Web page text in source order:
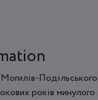
років